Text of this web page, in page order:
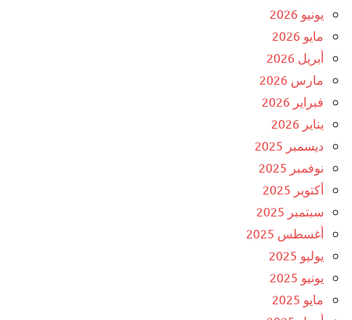
يونيو 2026
مايو 2026
أبريل 2026
مارس 2026
فبراير 2026
يناير 2026
ديسمبر 2025
نوفمبر 2025
أكتوبر 2025
سبتمبر 2025
أغسطس 2025
يوليو 2025
يونيو 2025
مايو 2025